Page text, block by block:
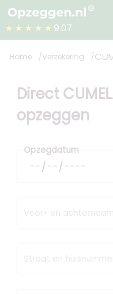
★★★★★ 9.07
Home Verzekering
Direct
opzeggen
Opzegdatum
Voor- en achternaam
Straat en huisnummer